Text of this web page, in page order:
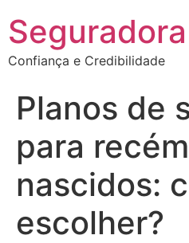
Confiança e Credibilidade
Planos de
para
nascidos:
escolher?